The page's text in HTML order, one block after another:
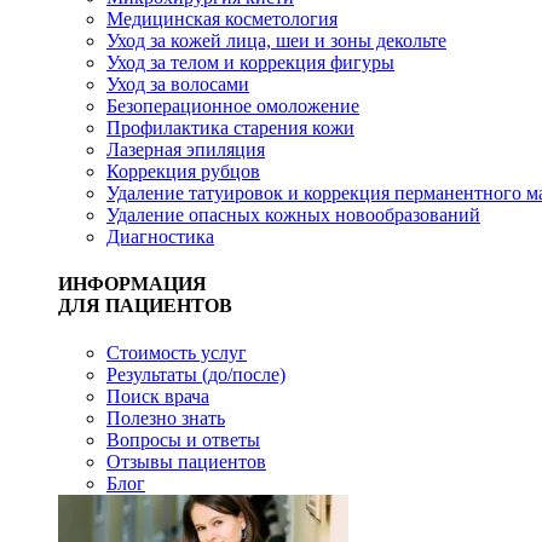
Медицинская косметология
Уход за кожей лица, шеи и зоны декольте
Уход за телом и коррекция фигуры
Уход за волосами
Безоперационное омоложение
Профилактика старения кожи
Лазерная эпиляция
Коррекция рубцов
Удаление татуировок и коррекция перманентного
Удаление опасных кожных новообразований
Диагностика
ИНФОРМАЦИЯ
ДЛЯ ПАЦИЕНТОВ
Стоимость услуг
Результаты (до/после)
Поиск врача
Полезно знать
Вопросы и ответы
Отзывы пациентов
Блог